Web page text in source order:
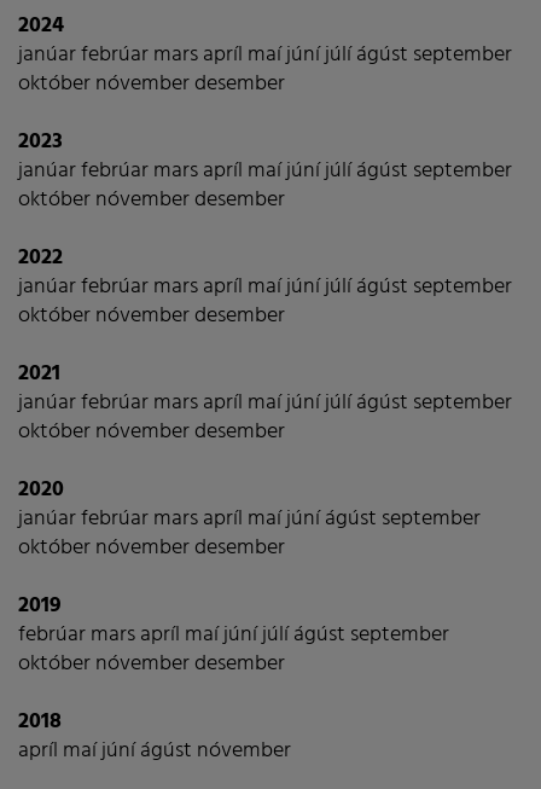
2024
janúarfebrúarmarsapríl maíjúníjúlíágúst september
októbernóvemberdesember
2023
janúarfebrúarmarsapríl maíjúníjúlíágúst september
októbernóvemberdesember
2022
janúarfebrúarmarsapríl maíjúníjúlíágúst september
októbernóvemberdesember
2021
janúarfebrúarmarsapríl maíjúníjúlíágúst september
októbernóvemberdesember
2020
janúarfebrúarmarsapríl maíjúníágúst september
októbernóvemberdesember
2019
febrúarmarsapríl maíjúníjúlíágúst september
októbernóvemberdesember
2018
apríl maíjúníágúst nóvember